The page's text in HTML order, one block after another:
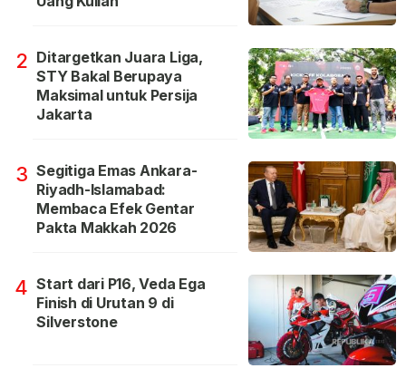
2 Ditargetkan Juara Liga,
STY Bakal Berupaya
Maksimal untuk Persija
Jakarta
3 Segitiga Emas Ankara-
Riyadh-Islamabad:
Membaca Efek Gentar
Pakta Makkah 2026
4 Start dari P16, Veda Ega
Finish di Urutan 9 di
Silverstone